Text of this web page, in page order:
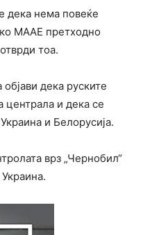
дека нема повеќе
МААЕ претходно
тоа.
дека руските
централа и дека се
и Белорусија.
врз „Чернобил“